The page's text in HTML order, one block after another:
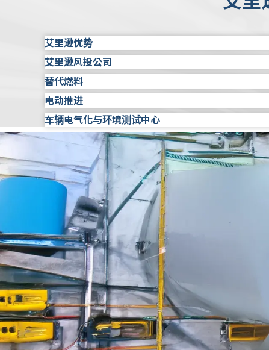
艾里逊优势
艾里逊是品质、可靠和耐用的代名词。我们将最新
的客户。
了解更多
艾里逊风投公司
我们成立了艾里逊风投公司，推动下一代产品和服
投公司将对处于起步和成长阶段的公司进行战略
方案的发展。
了解更多
替代燃料
艾里逊的推进解决方案不受燃料限制，意味着它们
用。这使客户能够选择最适合其特定需求的燃料来
了解更多
电动推进
自 20 多年前推出首批公交车电动混合动力推进系
合动力和纯电动解决方案阵容，为客户致力于提
车辆电气化与环境测试中心
可提供广泛车辆测试服务的先进设施，支持艾里
测试能力可在同一地点模拟各种电池和极端环境
了解更多